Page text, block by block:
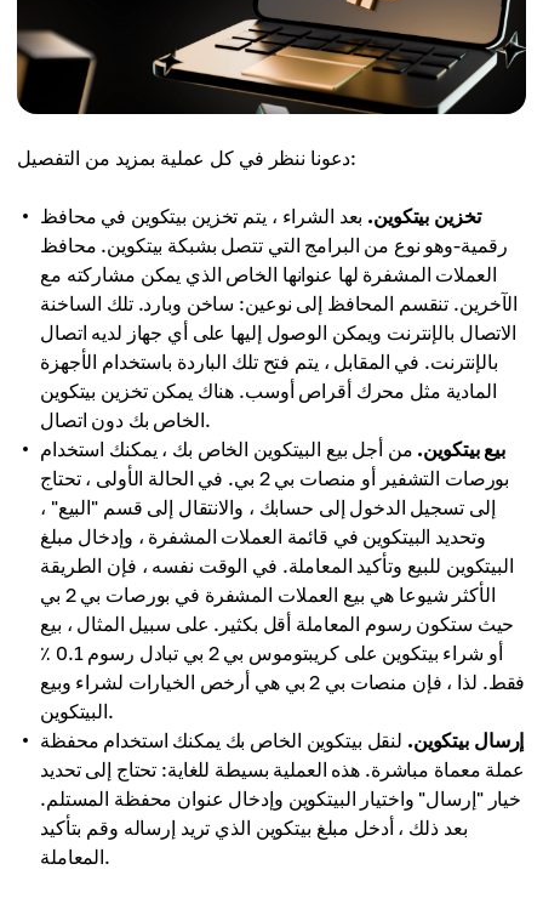
دعونا ننظر في كل عملية بمزيد من التفصيل:
تخزين بيتكوين. بعد الشراء ، يتم تخزين بيتكوين في محافظ
رقمية-وهو نوع من البرامج التي تتصل بشبكة بيتكوين. محافظ
العملات المشفرة لها عنوانها الخاص الذي يمكن مشاركته مع
الآخرين. تنقسم المحافظ إلى نوعين: ساخن وبارد. تلك الساخنة
الاتصال بالإنترنت ويمكن الوصول إليها على أي جهاز لديه اتصال
بالإنترنت. في المقابل ، يتم فتح تلك الباردة باستخدام الأجهزة
المادية مثل محرك أقراص أوسب. هناك يمكن تخزين بيتكوين
الخاص بك دون اتصال.
بيع بيتكوين. من أجل بيع البيتكوين الخاص بك ، يمكنك استخدام
بورصات التشفير أو منصات بي 2 بي. في الحالة الأولى ، تحتاج
إلى تسجيل الدخول إلى حسابك ، والانتقال إلى قسم "البيع" ،
وتحديد البيتكوين في قائمة العملات المشفرة ، وإدخال مبلغ
البيتكوين للبيع وتأكيد المعاملة. في الوقت نفسه ، فإن الطريقة
الأكثر شيوعا هي بيع العملات المشفرة في بورصات بي 2 بي
حيث ستكون رسوم المعاملة أقل بكثير. على سبيل المثال ، بيع
أو شراء بيتكوين على كريبتوموس بي 2 بي تبادل رسوم 0.1 ٪
فقط. لذا ، فإن منصات بي 2 بي هي أرخص الخيارات لشراء وبيع
البيتكوين.
إرسال بيتكوين. لنقل بيتكوين الخاص بك يمكنك استخدام محفظة
عملة معماة مباشرة. هذه العملية بسيطة للغاية: تحتاج إلى تحديد
خيار "إرسال" واختيار البيتكوين وإدخال عنوان محفظة المستلم.
بعد ذلك ، أدخل مبلغ بيتكوين الذي تريد إرساله وقم بتأكيد
المعاملة.